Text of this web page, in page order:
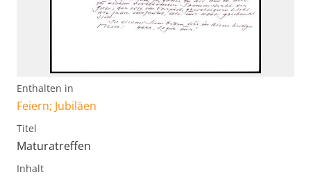
Enthalten in
Feiern; Jubiläen
Titel
Maturatreffen
Inhalt